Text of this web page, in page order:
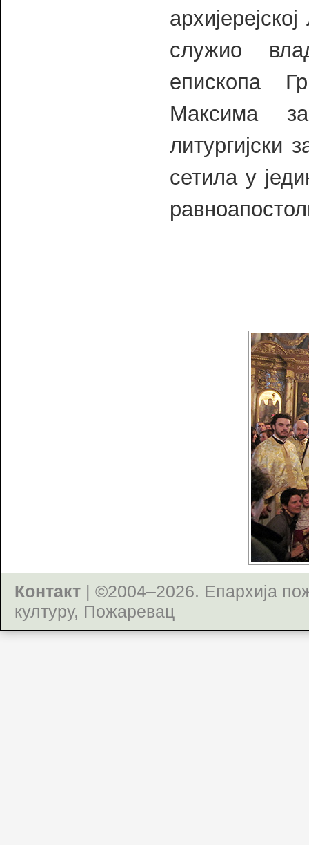
служио
епископа
Максима
литургијски
сетила у
Контакт | ©2004–2026. Епархија
културу, Пожаревац